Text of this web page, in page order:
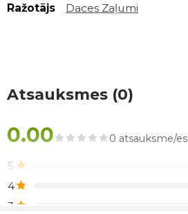
Ražotājs Daces Zaļumi
Atsauksmes (0)
0.00 0 atsauksme/es
5
4
3